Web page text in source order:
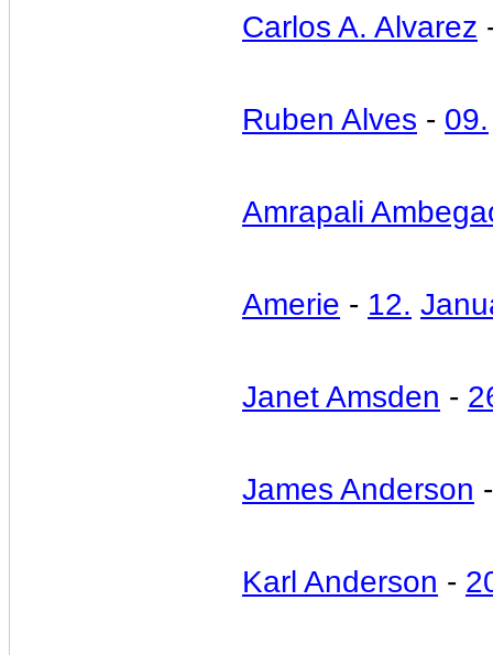
Carlos A. Alvarez
Ruben Alves - 09.
Amrapali
Amerie - 12.
Janet Amsden -
James Anderson
Karl Anderson -